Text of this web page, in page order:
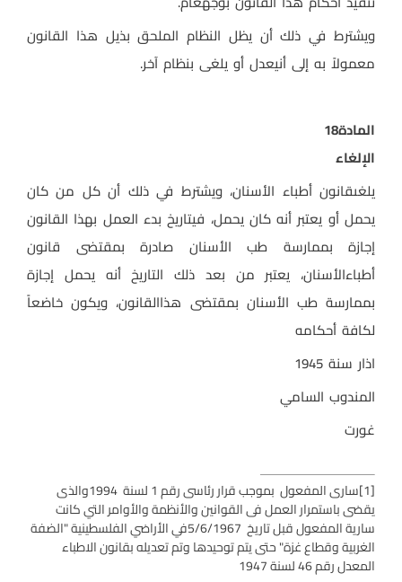
ويشترط في ذلك أن يظل النظام الملحق بذيل هذا القانون
معمولاً به إلى أنيعدل أو يلغى بنظام آخر.
المادة18
الإلغاء
يلغىقانون أطباء الأسنان، ويشترط في ذلك أن كل من كان
يحمل أو يعتبر أنه كان يحمل، فيتاريخ بدء العمل بهذا القانون
إجازة بممارسة طب الأسنان صادرة بمقتضى قانون
أطباءالأسنان، يعتبر من بعد ذلك التاريخ أنه يحمل إجازة
بممارسة طب الأسنان بمقتضى هذاالقانون، ويكون خاضعاً
لكافة أحكامه
اذار سنة 1945
المندوب السامي
غورت
[1]
سارى المفعول بموجب قرار رئاسى رقم 1 لسنة 1994والذى
يقضى باستمرار العمل فى القوانين والأنظمة والأوامر التي كانت
سارية المفعول قبل تاريخ 5/6/1967في الأراضي الفلسطينية "الضفة
الغربية وقطاع غزة" حتى يتم توحيدها وتم تعديله بقانون الاطباء
المعدل رقم 46 لسنة 1947